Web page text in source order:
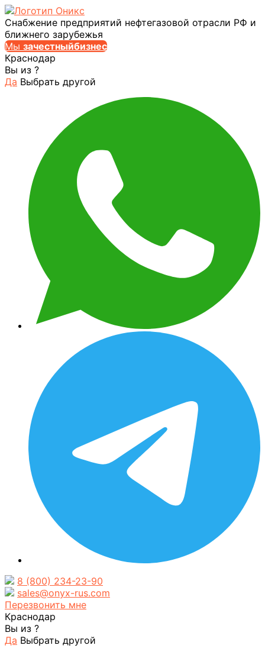
Снабжение предприятий нефтегазовой отрасли РФ и
ближнего зарубежья
Мы зачестныйбизнес
Краснодар
Вы из ?
Да Выбрать другой
8 (800) 234-23-90
sales@onyx-rus.com
Перезвонить мне
Краснодар
Вы из ?
Да Выбрать другой